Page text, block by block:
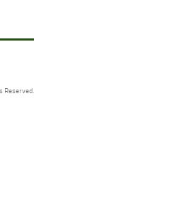
Reserved.